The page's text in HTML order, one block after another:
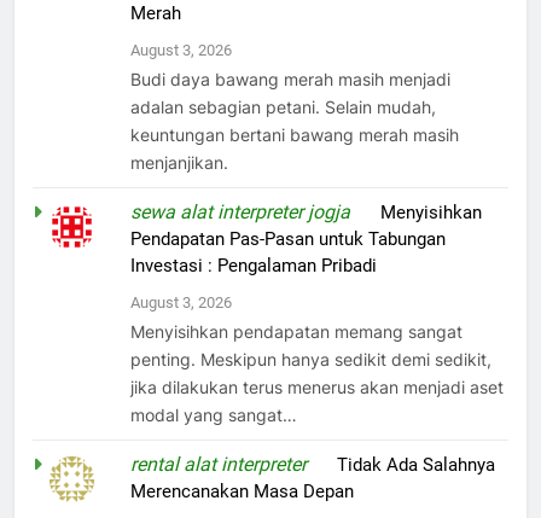
Merah
August 3, 2026
Budi daya bawang merah masih menjadi
adalan sebagian petani. Selain mudah,
keuntungan bertani bawang merah masih
menjanjikan.
sewa alat interpreter jogja
Menyisihkan
Pendapatan Pas-Pasan untuk Tabungan
Investasi : Pengalaman Pribadi
August 3, 2026
Menyisihkan pendapatan memang sangat
penting. Meskipun hanya sedikit demi sedikit,
jika dilakukan terus menerus akan menjadi aset
modal yang sangat…
rental alat interpreteronTidak Ada Salahnya
Merencanakan Masa Depan